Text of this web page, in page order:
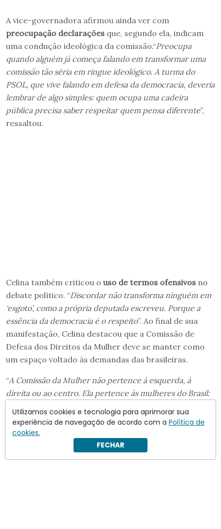
A vice-governadora afirmou ainda ver com
preocupação declarações que, segundo ela, indicam
uma condução ideológica da comissão.“Preocupa
quando alguém já começa falando em transformar uma
comissão tão séria em ringue ideológico. A turma do
PSOL, que vive falando em defesa da democracia, deveria
lembrar de algo simples: quem ocupa uma cadeira
pública precisa saber respeitar quem pensa diferente”,
ressaltou.
Celina também criticou o uso de termos ofensivos no
debate político. “Discordar não transforma ninguém em
‘esgoto’, como a própria deputada escreveu. Porque a
essência da democracia é o respeito”. Ao final de sua
manifestação, Celina destacou que a Comissão de
Defesa dos Direitos da Mulher deve se manter como
um espaço voltado às demandas das brasileiras.
“A Comissão da Mulher não pertence à esquerda, à
direita ou ao centro. Ela pertence às mulheres do Brasil:
que lutam todos os dias por dignidade ”, concluiu
Utilizamos cookies e tecnologia para aprimorar sua
experiência de navegação de acordo com a Política de
cookies.
FECHAR